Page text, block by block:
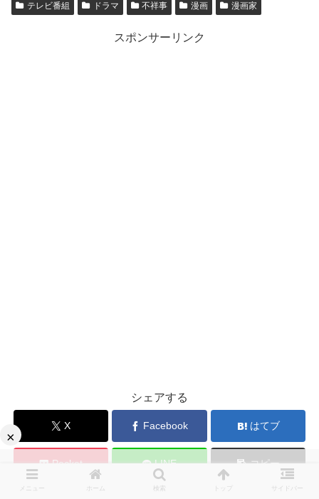
テレビ番組 ドラマ 不祥事 漫画 漫画家
スポンサーリンク
シェアする
X Facebook はてブ
Pocket LINE コピー
ひらけんをフォローする
メニュー ホーム 検索 トップ サイドバー
×